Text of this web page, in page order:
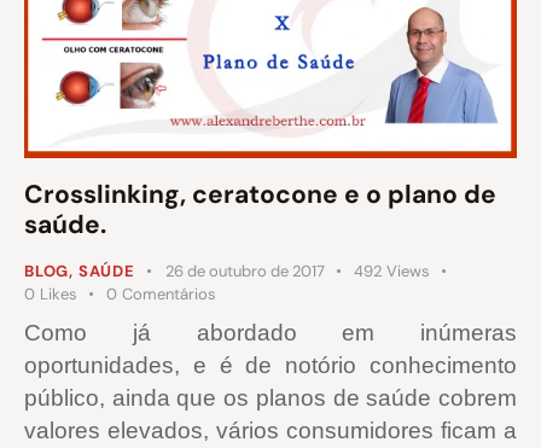
Crosslinking, ceratocone e o plano de
saúde.
BLOG, SAÚDE 26 de outubro de 2017 492 Views
0 Likes 0 Comentários
Como já abordado em inúmeras
oportunidades, e é de notório conhecimento
público, ainda que os planos de saúde cobrem
valores elevados, vários consumidores ficam a